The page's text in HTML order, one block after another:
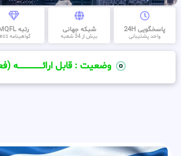
پاسخگویی 24H
واحد پشتیبانی
شبکه جهانی
بیش از 34 شعبه
رتبه MQFL
گواهینامه cess
وضعیت : قابل ارائــــــــــــــــــــه